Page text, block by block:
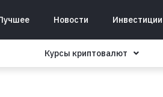
Новости Инвестиции
Курсы криптовалют